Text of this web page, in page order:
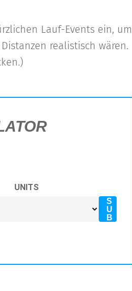
Lauf-Events ein, um
realistisch wären.